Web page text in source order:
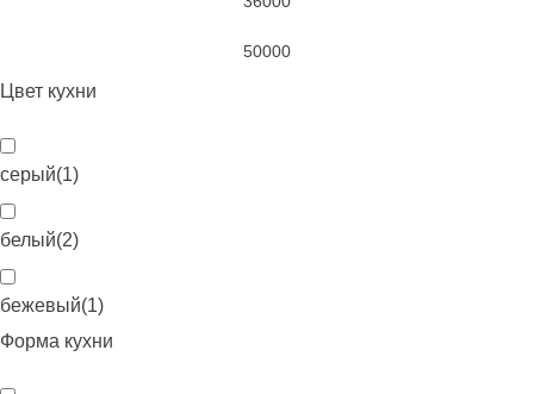
Цвет кухни
серый(1)
белый(2)
бежевый(1)
Форма кухни